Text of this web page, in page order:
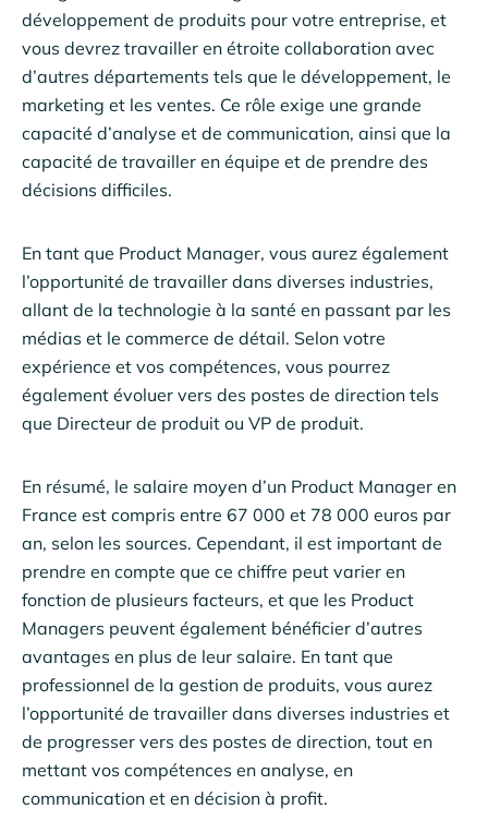
développement de produits pour votre entreprise, et
vous devrez travailler en étroite collaboration avec
d’autres départements tels que le développement, le
marketing et les ventes. Ce rôle exige une grande
capacité d’analyse et de communication, ainsi que la
capacité de travailler en équipe et de prendre des
décisions difficiles.
En tant que Product Manager, vous aurez également
l’opportunité de travailler dans diverses industries,
allant de la technologie à la santé en passant par les
médias et le commerce de détail. Selon votre
expérience et vos compétences, vous pourrez
également évoluer vers des postes de direction tels
que Directeur de produit ou VP de produit.
En résumé, le salaire moyen d’un Product Manager en
France est compris entre 67 000 et 78 000 euros par
an, selon les sources. Cependant, il est important de
prendre en compte que ce chiffre peut varier en
fonction de plusieurs facteurs, et que les Product
Managers peuvent également bénéficier d’autres
avantages en plus de leur salaire. En tant que
professionnel de la gestion de produits, vous aurez
l’opportunité de travailler dans diverses industries et
de progresser vers des postes de direction, tout en
mettant vos compétences en analyse, en
communication et en décision à profit.